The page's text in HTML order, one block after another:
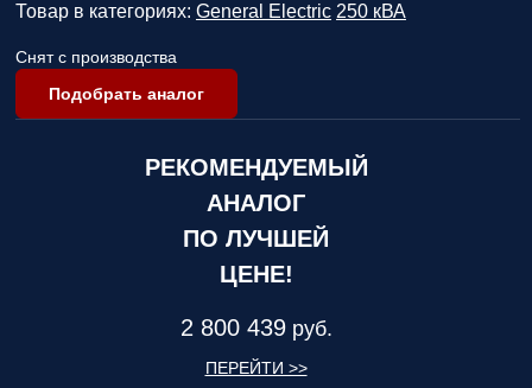
Товар в категориях: General Electric 250 кВА
Снят с производства
Подобрать аналог
РЕКОМЕНДУЕМЫЙ
АНАЛОГ
ПО ЛУЧШЕЙ
ЦЕНЕ!
2 800 439 руб.
ПЕРЕЙТИ >>